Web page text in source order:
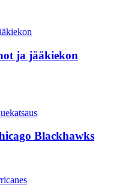
ja jääkiekon
Blackhawks